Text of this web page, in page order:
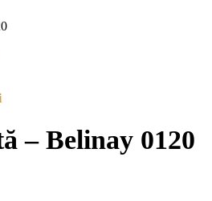
lei.
Prețul
69,90 lei.
– Belinay 0120